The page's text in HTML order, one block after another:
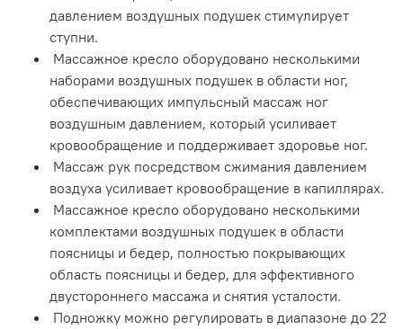
давлением воздушных подушек стимулирует
ступни.
Массажное кресло оборудовано несколькими
наборами воздушных подушек в области ног,
обеспечивающих импульсный массаж ног
воздушным давлением, который усиливает
кровообращение и поддерживает здоровье ног.
Массаж рук посредством сжимания давлением
воздуха усиливает кровообращение в капиллярах.
Массажное кресло оборудовано несколькими
комплектами воздушных подушек в области
поясницы и бедер, полностью покрывающих
область поясницы и бедер, для эффективного
двустороннего массажа и снятия усталости.
Подножку можно регулировать в диапазоне до 22